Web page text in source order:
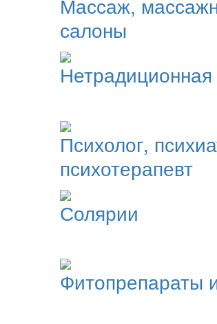
салоны
Психолог,
психотерапевт
Солярии
Фитопрепараты